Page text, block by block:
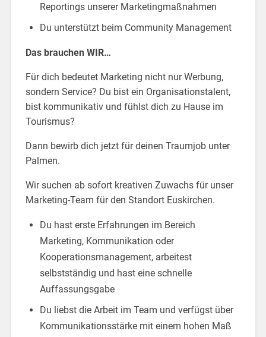
Reportings unserer Marketingmaßnahmen
Du unterstützt beim Community Management
Das brauchen WIR…
Für dich bedeutet Marketing nicht nur Werbung,
sondern Service? Du bist ein Organisationstalent,
bist kommunikativ und fühlst dich zu Hause im
Tourismus?
Dann bewirb dich jetzt für deinen Traumjob unter
Palmen.
Wir suchen ab sofort kreativen Zuwachs für unser
Marketing-Team für den Standort Euskirchen.
Du hast erste Erfahrungen im Bereich
Marketing, Kommunikation oder
Kooperationsmanagement, arbeitest
selbstständig und hast eine schnelle
Auffassungsgabe
Du liebst die Arbeit im Team und verfügst über
Kommunikationsstärke mit einem hohen Maß